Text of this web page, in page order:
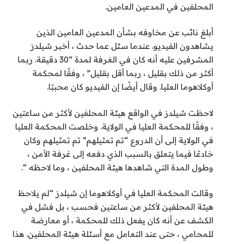
المحلفين في المدعين العامين.
أبلغ نائب عن مخاوفه بشأن المدعين العامين الذين
يشاهدون الفيديو. عندما سئل عما حدث ، أخبر شيلدز
المشرفين عليه أنه كان في الغرفة لمدة “30 دقيقة. ربما
أكثر من ذلك بقليل ، ربما أقل بقليل” ، وفقًا لمحكمة
أوكلاهوما العليا. وقال أيضًا إن الفيديو كان محببًا.
لاحظت شيلدز في الواقع هيئة المحلفين لأكثر من ساعتين
، وفقًا للمحكمة العليا في الولاية. وخلصت المحكمة العليا
في الولاية إلى أن الدروع “تم تمثيلهم” تم تمثيلهم وكان
خادعًا فيما يتعلق بالسبب الذي دفعه إلى غرفة الأمن ،
وطول المدة التي شاهدها هيئة المحلفين ، وما لاحظه “.
وقالت المحكمة العليا في أوكلاهوما إن شيلدز “لم يلاحظ
هيئة المحلفين لأكثر من ساعتين فحسب ، بل فشل في
الكشف عن أنه كان يفعل ذلك للمحكمة ، أو معارضة
للمحامي ، حتى عند التعامل مع أسئلة هيئة المحلفين. هذا